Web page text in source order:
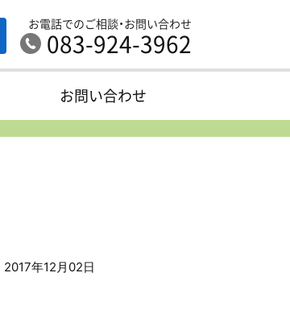
お電話でのご相談・お問い合わせ
083-924-3962
お問い合わせ
2017年12月02日